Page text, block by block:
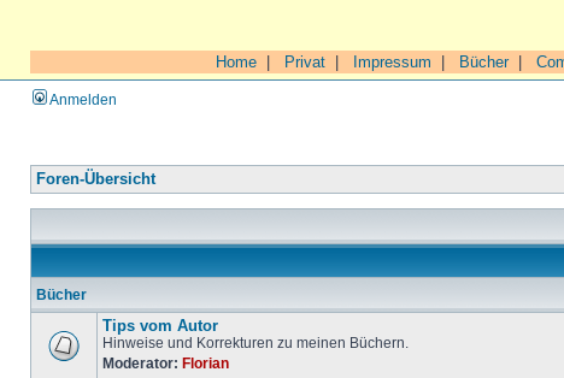
Home Privat Impressum Bücher|
Anmelden
Foren-Übersicht
Bücher
Tips vom Autor
Hinweise und Korrekturen zu meinen Büchern.
Moderator: Florian